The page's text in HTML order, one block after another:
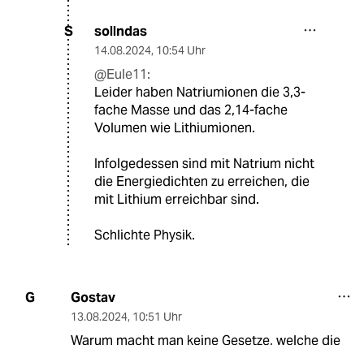
S sollndas
14.08.2024, 10:54 Uhr
@Eule11:
Leider haben Natriumionen die 3,3-
fache Masse und das 2,14-fache
Volumen wie Lithiumionen.
Infolgedessen sind mit Natrium nicht
die Energiedichten zu erreichen, die
mit Lithium erreichbar sind.
Schlichte Physik.
G Gostav
13.08.2024, 10:51 Uhr
Warum macht man keine Gesetze, welche die